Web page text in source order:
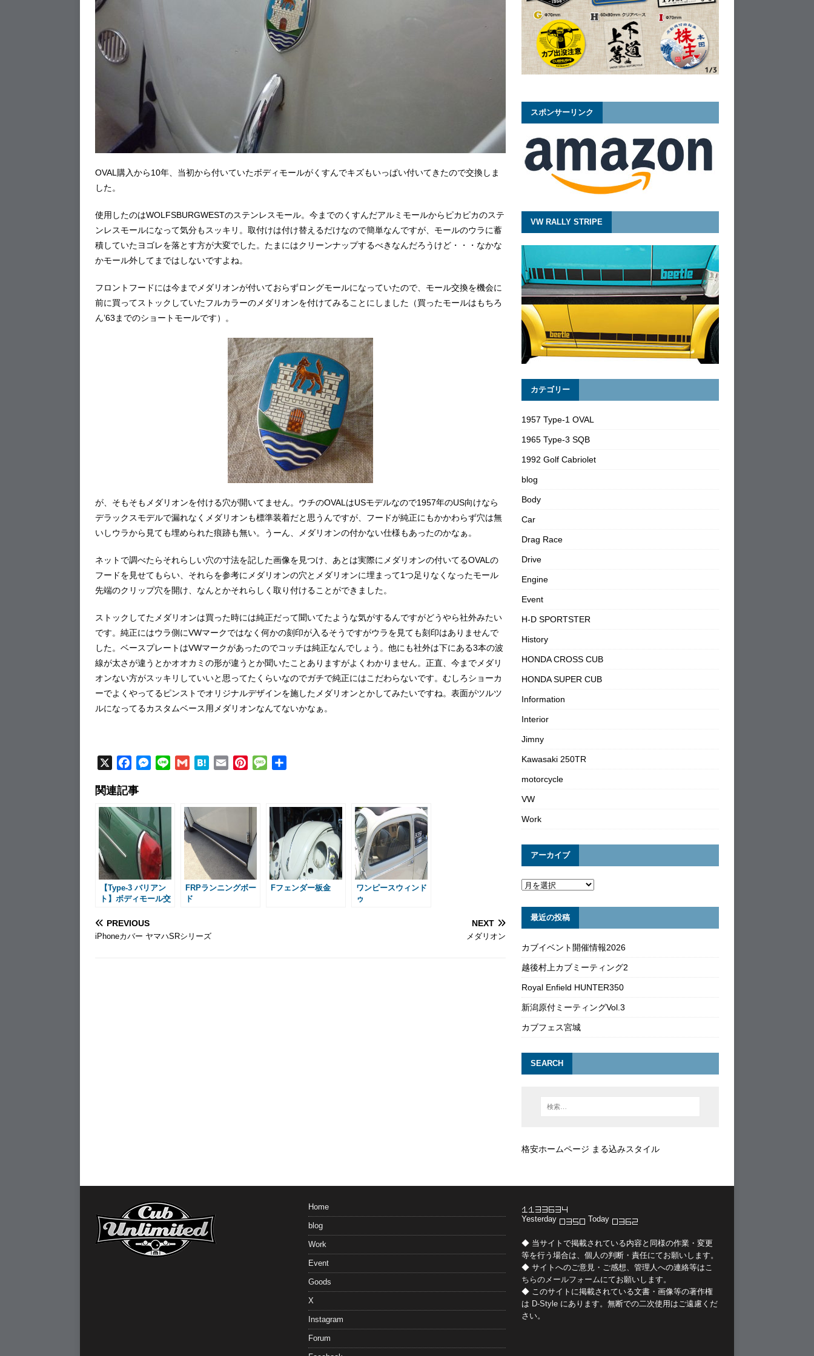
OVAL購入から10年、当初から付いていたボディモールがくすんでキズもいっぱい付いてきたので交換しま
した。
使用したのはWOLFSBURGWESTのステンレスモール。今までのくすんだアルミモールからピカピカのステ
ンレスモールになって気分もスッキリ。取付けは付け替えるだけなので簡単なんですが、モールのウラに蓄
積していたヨゴレを落とす方が大変でした。たまにはクリーンナップするべきなんだろうけど・・・なかな
かモール外してまではしないですよね。
フロントフードには今までメダリオンが付いておらずロングモールになっていたので、モール交換を機会に
前に買ってストックしていたフルカラーのメダリオンを付けてみることにしました（買ったモールはもちろ
ん’63までのショートモールです）。
が、そもそもメダリオンを付ける穴が開いてません。ウチのOVALはUSモデルなので1957年のUS向けなら
デラックスモデルで漏れなくメダリオンも標準装着だと思うんですが、フードが純正にもかかわらず穴は無
いしウラから見ても埋められた痕跡も無い。うーん、メダリオンの付かない仕様もあったのかなぁ。
ネットで調べたらそれらしい穴の寸法を記した画像を見つけ、あとは実際にメダリオンの付いてるOVALの
フードを見せてもらい、それらを参考にメダリオンの穴とメダリオンに埋まって1つ足りなくなったモール
先端のクリップ穴を開け、なんとかそれらしく取り付けることができました。
ストックしてたメダリオンは買った時には純正だって聞いてたような気がするんですがどうやら社外みたい
です。純正にはウラ側にVWマークではなく何かの刻印が入るそうですがウラを見ても刻印はありませんで
した。ベースプレートはVWマークがあったのでコッチは純正なんでしょう。他にも社外は下にある3本の波
線が太さが違うとかオオカミの形が違うとか聞いたことありますがよくわかりません。正直、今までメダリ
オンない方がスッキリしていいと思ってたくらいなのでガチで純正にはこだわらないです。むしろショーカ
ーでよくやってるピンストでオリジナルデザインを施したメダリオンとかしてみたいですね。表面がツルツ
ルになってるカスタムベース用メダリオンなんてないかなぁ。
c
e
b
o
k
M
s
e
n
g
e
r
e
i
l
H
e
a
i
P
t
r
e
s
t
s
a
g
e
関連記事
【Type-3 バリアン
ト】ボディモール交
FRPランニングボー
ド
Fフェンダー板金
ワンピースウィンド
ゥ
PREVIOUS
iPhoneカバー ヤマハSRシリーズ
NEXT
メダリオン
スポンサーリンク
VW RALLY STRIPE
カテゴリー
1957 Type-1 OVAL
1965 Type-3 SQB
1992 Golf Cabriolet
blog
Body
Car
Drag Race
Drive
Engine
Event
H-D SPORTSTER
History
HONDA CROSS CUB
HONDA SUPER CUB
Information
Interior
Jimny
Kawasaki 250TR
motorcycle
VW
Work
アーカイブ
最近の投稿
カブイベント開催情報2026
越後村上カブミーティング2
Royal Enfield HUNTER350
新潟原付ミーティングVol.3
カブフェス宮城
SEARCH
格安ホームページ まる込みスタイル
Home
blog
Work
Event
Goods
X
Instagram
Forum
Yesterday Today
◆ 当サイトで掲載されている内容と同様の作業・変更
等を行う場合は、個人の判断・責任にてお願いします。
◆ サイトへのご意見・ご感想、管理人への連絡等は こ
ちらのメールフォームにてお願いします。
◆ このサイトに掲載されている文書・画像等の著作権
は D-Styleにあります。無断での二次使用はご遠慮くだ
さい。